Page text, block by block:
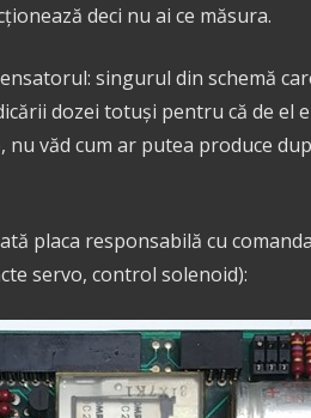
deci nu ai ce măsura.
singurul din schemă
dozei totuși pentru că de el
văd cum ar putea produce
placa responsabilă cu
servo, control solenoid):